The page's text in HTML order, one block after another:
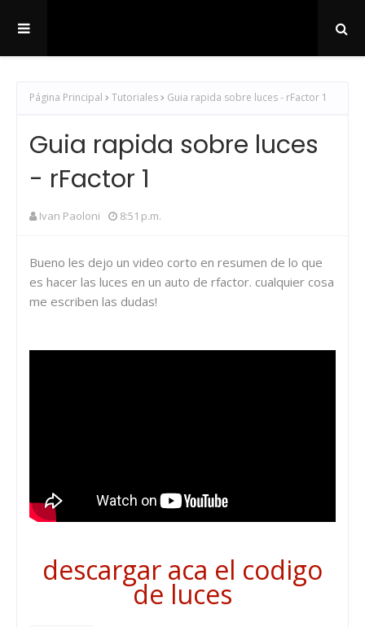
Página Principal Tutoriales Guia rapida sobre luces - rFactor 1
Guia rapida sobre luces
- rFactor 1
Ivan Paoloni 8:51 p.m.
Bueno les dejo un video corto en resumen de lo que
es hacer las luces en un auto de rfactor. cualquier cosa
me escriben las dudas!
descargar aca el codigo
de luces